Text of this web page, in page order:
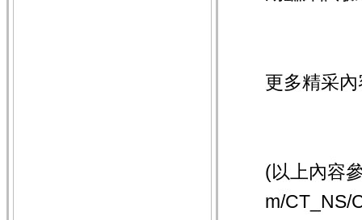
更多精采
(以上內容
m/CT_NS/